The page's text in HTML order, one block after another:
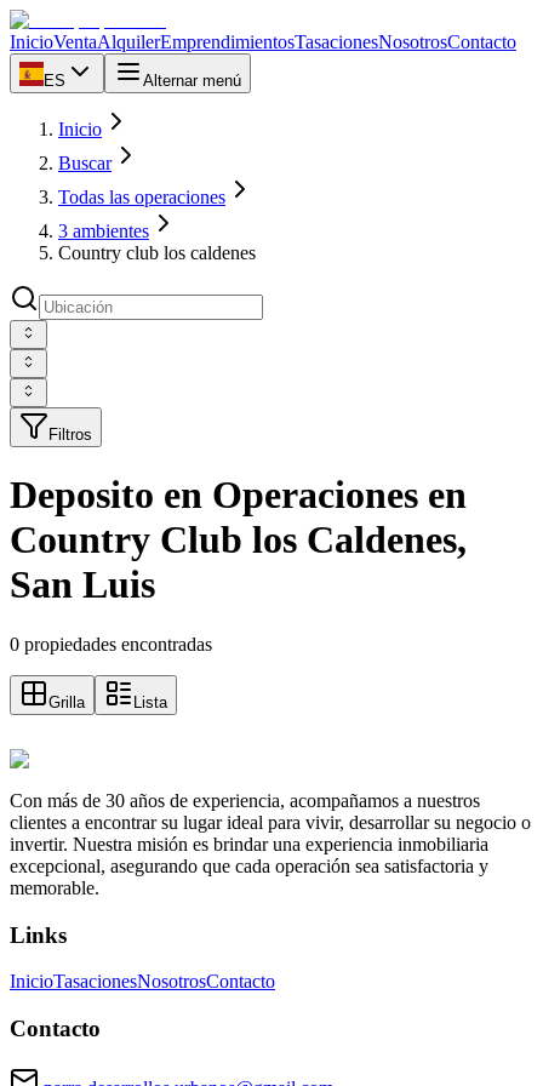
InicioVentaAlquilerEmprendimientosTasacionesNosotrosContacto
ES Alternar menú
Inicio
Buscar
Todas las operaciones
3 ambientes
Country club los caldenes
Filtros
Deposito en Operaciones en
Country Club los Caldenes,
San Luis
0 propiedades encontradas
Grilla Lista
Con más de 30 años de experiencia, acompañamos a nuestros
clientes a encontrar su lugar ideal para vivir, desarrollar su negocio o
invertir. Nuestra misión es brindar una experiencia inmobiliaria
excepcional, asegurando que cada operación sea satisfactoria y
memorable.
Links
InicioTasacionesNosotrosContacto
Contacto